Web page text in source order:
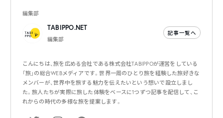
編集部
TABIPPO.NET
編集部
記事一覧へ
こんにちは、旅を広める会社である株式会社TABIPPOが運営をしている
「旅」の総合WEBメディアです。世界一周のひとり旅を経験した旅好きな
メンバーが、世界中を旅する魅力を伝えたいという想いで設立しまし
た。旅人たちが実際に旅した体験をベースに1つずつ記事を配信して、こ
れからの時代の多様な旅を提案します。